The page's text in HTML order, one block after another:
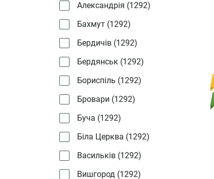
Александрія (1292)
Бахмут (1292)
Бердичів (1292)
Бердянськ (1292)
Бориспіль (1292)
Бровари (1292)
Буча (1292)
Біла Церква (1292)
Васильків (1292)
Вишгород (1292)